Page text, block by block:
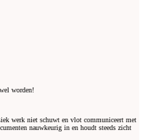
worden!
werk niet schuwt en vlot communiceert met
nauwkeurig in en houdt steeds zicht